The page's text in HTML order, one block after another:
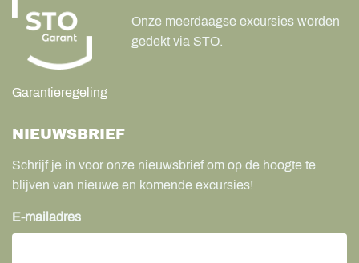
Garantieregeling
Onze meerdaagse excursies worden
gedekt via STO.
NIEUWSBRIEF
Schrijf je in voor onze nieuwsbrief om op de hoogte te
blijven van nieuwe en komende excursies!
E-mailadres